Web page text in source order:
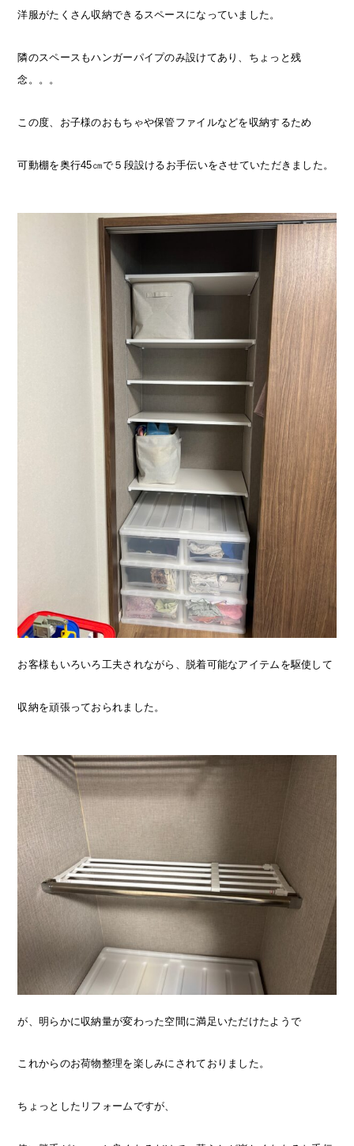
洋服がたくさん収納できるスペースになっていました。
隣のスペースもハンガーパイプのみ設けてあり、ちょっと残
念。。。
この度、お子様のおもちゃや保管ファイルなどを収納するため
可動棚を奥行45㎝で５段設けるお手伝いをさせていただきました。
お客様もいろいろ工夫されながら、脱着可能なアイテムを駆使して
収納を頑張っておられました。
が、明らかに収納量が変わった空間に満足いただけたようで
これからのお荷物整理を楽しみにされておりました。
ちょっとしたリフォームですが、